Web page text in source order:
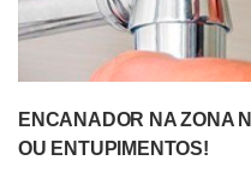
ENCANADOR NA ZONA
OU ENTUPIMENTOS!